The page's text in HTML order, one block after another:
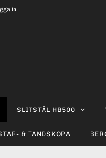
in
SLITSTÅL HB500
& TANDSKOPA